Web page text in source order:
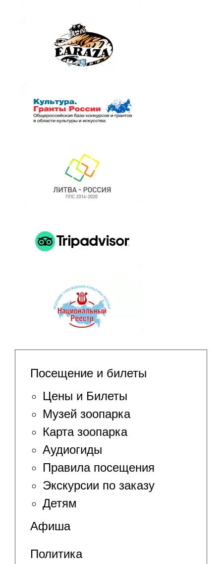
Посещение и билеты
Цены и Билеты
Музей зоопарка
Карта зоопарка
Аудиогиды
Правила посещения
Экскурсии по заказу
Детям
Афиша
Политика